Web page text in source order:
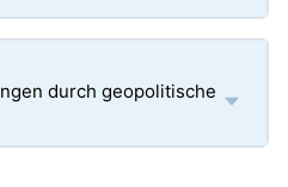
durch geopolitische